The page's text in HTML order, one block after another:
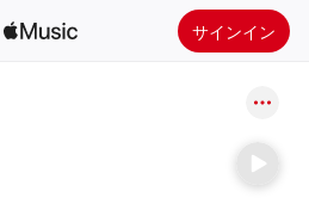
サインイン